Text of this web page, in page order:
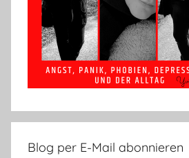
Blog per E-Mail abonnieren